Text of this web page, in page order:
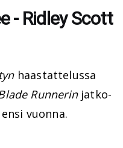
- Ridley Scott
haastattelussa
Runnerinjatko-
vuonna.